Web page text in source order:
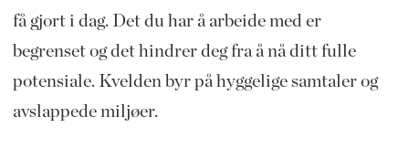
få gjort i dag. Det du har å arbeide med er
begrenset og det hindrer deg fra å nå ditt fulle
potensiale. Kvelden byr på hyggelige samtaler og
avslappede miljøer.